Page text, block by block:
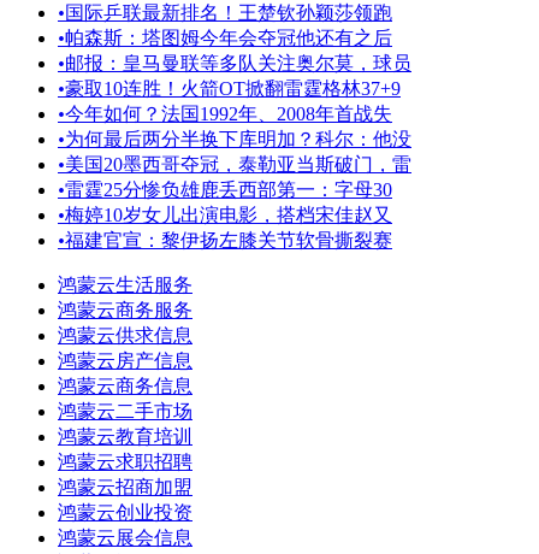
•国际乒联最新排名！王楚钦孙颖莎领跑
•帕森斯：塔图姆今年会夺冠他还有之后
•邮报：皇马曼联等多队关注奥尔莫，球员
•豪取10连胜！火箭OT掀翻雷霆格林37+9
•今年如何？法国1992年、2008年首战失
•为何最后两分半换下库明加？科尔：他没
•美国20墨西哥夺冠，泰勒亚当斯破门，雷
•雷霆25分惨负雄鹿丢西部第一：字母30
•梅婷10岁女儿出演电影，搭档宋佳赵又
•福建官宣：黎伊扬左膝关节软骨撕裂赛
鸿蒙云生活服务
鸿蒙云商务服务
鸿蒙云供求信息
鸿蒙云房产信息
鸿蒙云商务信息
鸿蒙云二手市场
鸿蒙云教育培训
鸿蒙云求职招聘
鸿蒙云招商加盟
鸿蒙云创业投资
鸿蒙云展会信息